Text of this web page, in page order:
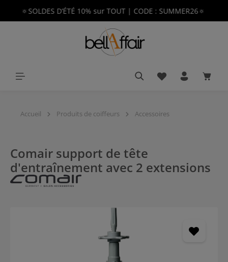
principal
🔅SOLDES D’ÉTÉ 10% sur TOUT | CODE : SUMMER26🔅
Vous avez 0 Le
Accueil Produits de coiffeurs Accessoires
Comair support de tête
d'entraînement avec 2 extensions